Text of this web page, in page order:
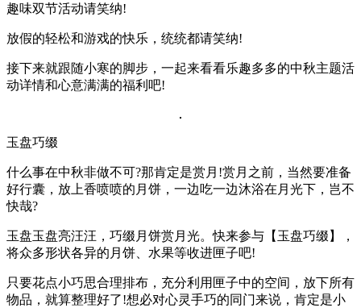
趣味双节活动请笑纳!
放假的轻松和游戏的快乐，统统都请笑纳!
接下来就跟随小寒的脚步，一起来看看乐趣多多的中秋主题活
动详情和心意满满的福利吧!
玉盘巧缀
什么事在中秋非做不可?那肯定是赏月!赏月之前，当然要准备
好行囊，放上香喷喷的月饼，一边吃一边沐浴在月光下，岂不
快哉?
玉盘玉盘亮汪汪，巧缀月饼赏月光。快来参与【玉盘巧缀】，
将众多形状各异的月饼、水果等收进匣子吧!
只要花点小巧思合理排布，充分利用匣子中的空间，放下所有
物品，就算整理好了!想必对心灵手巧的同门来说，肯定是小